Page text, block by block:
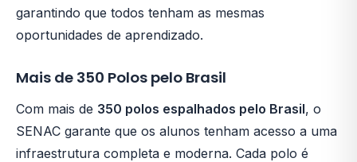
garantindo que todos tenham as mesmas
oportunidades de aprendizado.
Mais de 350 Polos pelo Brasil
Com mais de 350 polos espalhados pelo Brasil, o
SENAC garante que os alunos tenham acesso a uma
infraestrutura completa e moderna. Cada polo é